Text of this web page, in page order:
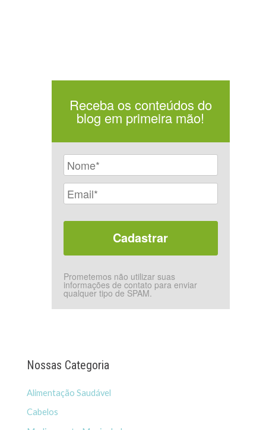
Receba os conteúdos do
blog em primeira mão!
Prometemos não utilizar suas
informações de contato para enviar
qualquer tipo de SPAM.
Nossas Categoria
Alimentação Saudável
Cabelos